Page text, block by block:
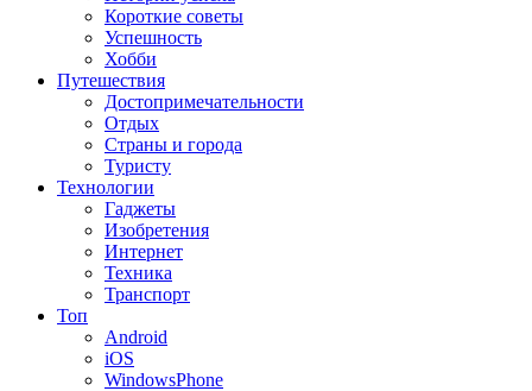
Короткие советы
Успешность
Хобби
Путешествия
Достопримечательности
Отдых
Страны и города
Туристу
Технологии
Гаджеты
Изобретения
Интернет
Техника
Транспорт
Топ
Android
iOS
WindowsPhone